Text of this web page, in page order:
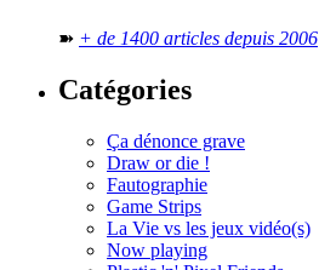
➽ + de 1400 articles depuis 2006
Catégories
Ça dénonce grave
Draw or die !
Fautographie
Game Strips
La Vie vs les jeux vidéo(s)
Now playing